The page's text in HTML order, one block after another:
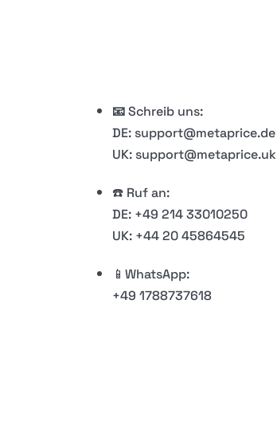
​📧Schreib uns:
DE: support@metaprice.de
UK: support@metaprice.uk
☎️ Ruf an:
DE: +49 214 33010250
UK: +44 20 45864545
📱WhatsApp:
+49 1788737618